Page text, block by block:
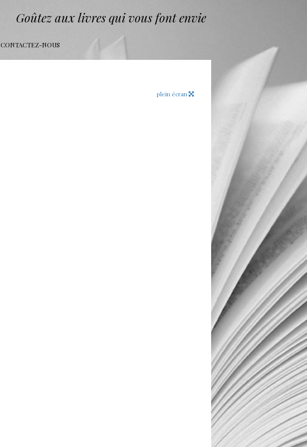
Goûtez aux livres qui vous font envie
CONTACTEZ-NOUS
plein écran